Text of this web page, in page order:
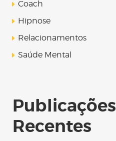
Coach
Hipnose
Relacionamentos
Saúde Mental
Publicações
Recentes